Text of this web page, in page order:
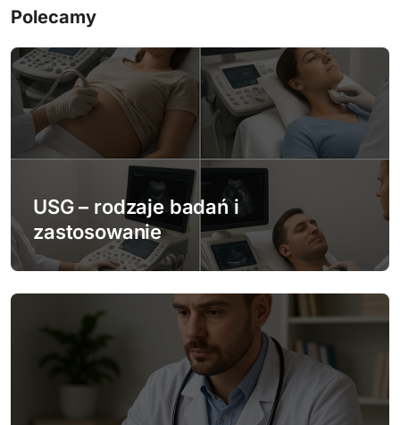
a
c
w
i
s
u
Polecamy
USG – rodzaje badań i
zastosowanie